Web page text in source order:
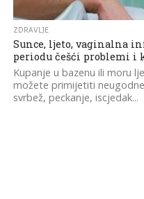
ZDRAVLJE
Sunce, ljeto, vaginalna
periodu češći problemi i
Kupanje u bazenu ili moru
možete primijetiti
svrbež, peckanje, iscjedak...